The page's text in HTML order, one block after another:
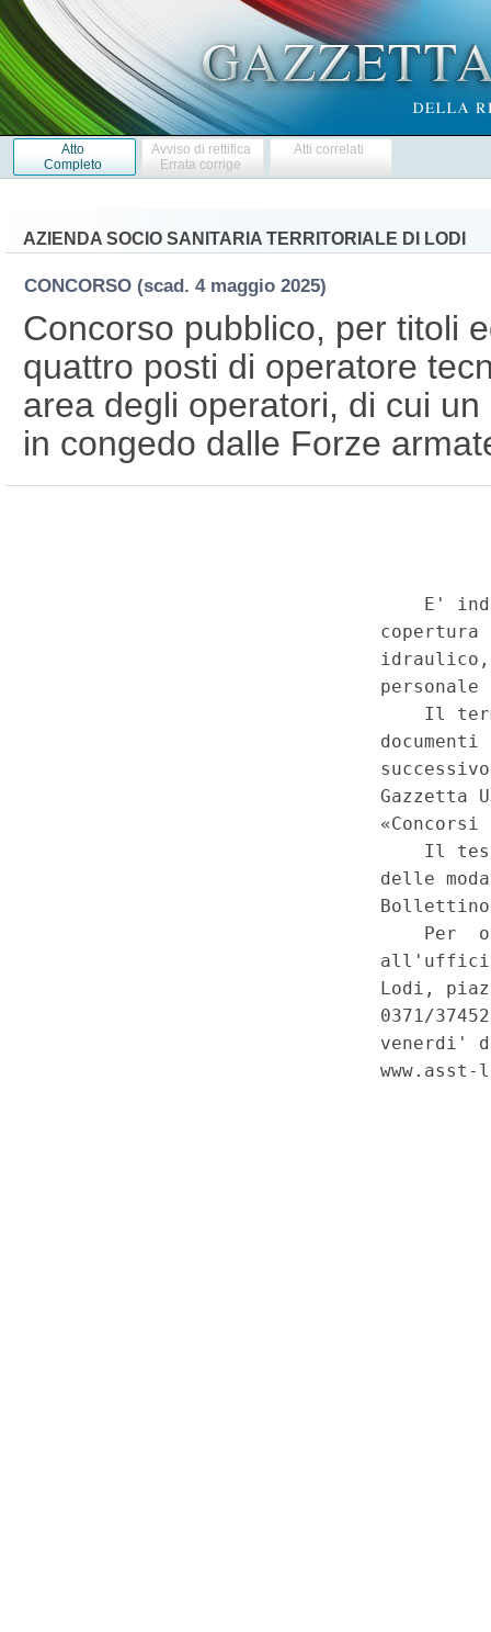
Atto
Completo
Avviso di rettifica
Errata corrige
Atti correlati
AZIENDA SOCIO SANITARIA TERRITORIALE DI LODI
CONCORSO (scad. 4 maggio 2025)
Concorso pubblico, per titoli
quattro posti di operatore
area degli operatori, di cui
in congedo dalle Forze